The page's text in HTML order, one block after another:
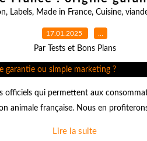
, Labels, Made in France, Cuisine,
17.01.2025 …
Par Tests et Bons Plans
officiels qui permettent aux
animale française. Nous en
Lire la suite